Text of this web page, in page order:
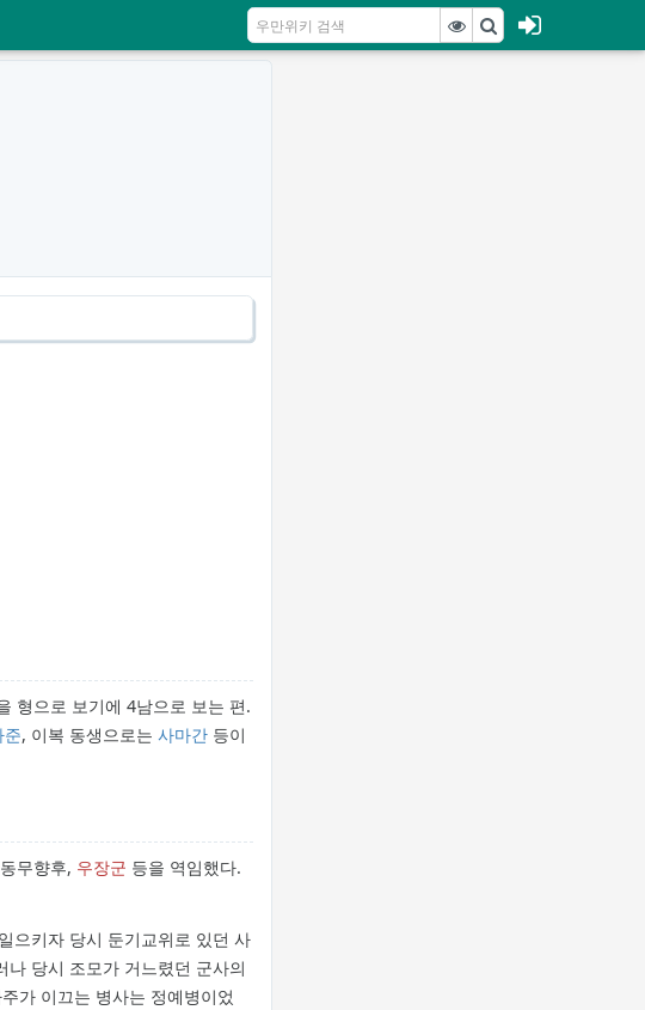
형으로 보기에 4남으로 보는 편.
준, 이복 동생으로는 사마간 등이
무향후, 우장군 등을 역임했다.
으키자 당시 둔기교위로 있던 사
당시 조모가 거느렸던 군사의
가 이끄는 병사는 정예병이었